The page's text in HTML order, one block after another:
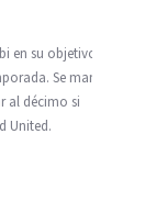
su objetivo de
Se mantiene
al décimo si
United.